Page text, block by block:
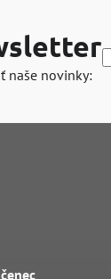
naše novinky: